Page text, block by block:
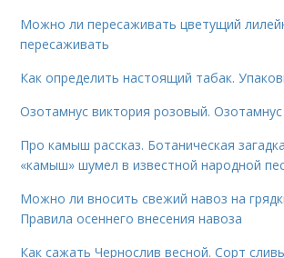
Можно ли пересаживать цветущий
пересаживать
Как определить настоящий табак.
Озотамнус виктория розовый. Озотамнус
Про камыш рассказ. Ботаническая
«камыш» шумел в известной народной
Можно ли вносить свежий навоз на
Правила осеннего внесения навоза
Как сажать Чернослив весной. Сорт